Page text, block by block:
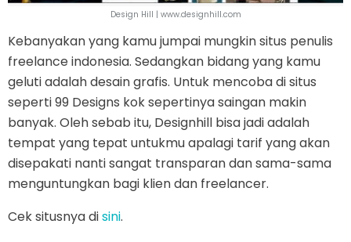
Design Hill | www.designhill.com
Kebanyakan yang kamu jumpai mungkin situs penulis
freelance indonesia. Sedangkan bidang yang kamu
geluti adalah desain grafis. Untuk mencoba di situs
seperti 99 Designs kok sepertinya saingan makin
banyak. Oleh sebab itu, Designhill bisa jadi adalah
tempat yang tepat untukmu apalagi tarif yang akan
disepakati nanti sangat transparan dan sama-sama
menguntungkan bagi klien dan freelancer.
Cek situsnya disini.